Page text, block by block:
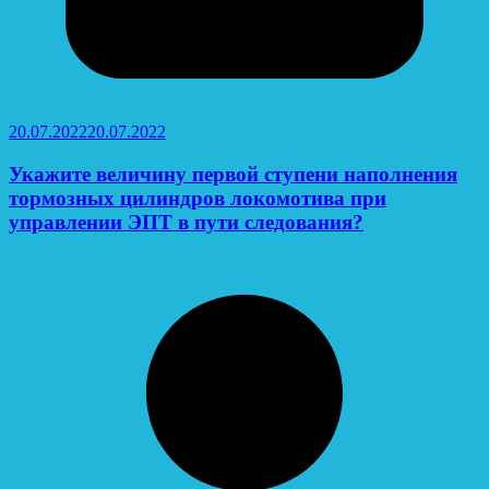
20.07.202220.07.2022
Укажите величину первой ступени наполнения
тормозных цилиндров локомотива при
управлении ЭПТ в пути следования?